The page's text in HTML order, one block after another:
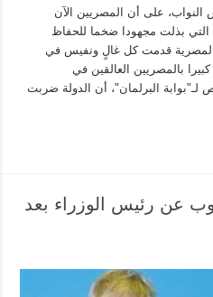
النواب، على أن المصريين الآن
التي بذلت مجهودا ضخما للحفاظ
المصرية قدمت كل غالٍ ونفيس في
بالمصريين العالقين في
البرلمان"، أن الدولة ضربت
عن رئيس الوزراء بعد